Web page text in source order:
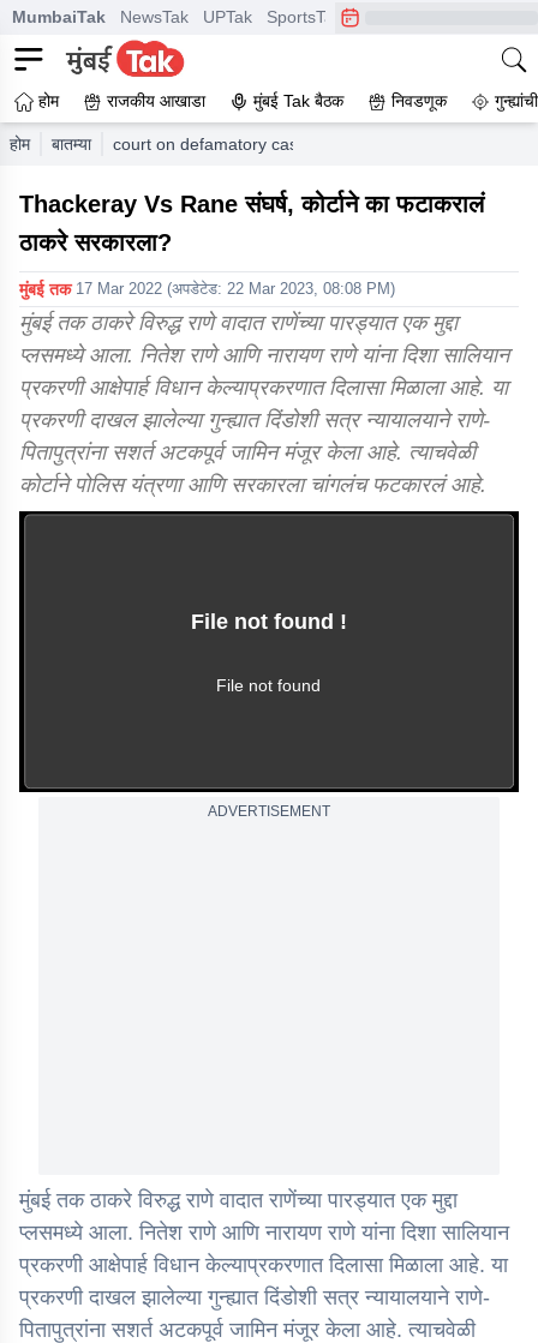
MumbaiTak NewsTak UPTak SportsTak CrimeTak
होम राजकीय आखाडा मुंबई Tak बैठक निवडणूक
होम बातम्या court on defamatory case file against nitesh and
Thackeray Vs Rane संघर्ष, कोर्टाने का फटाकरालं
ठाकरे सरकारला?
मुंबई तक 17 Mar 2022 (अपडेटेड: 22 Mar 2023, 08:08 PM)
मुंबई तक ठाकरे विरुद्ध राणे वादात राणेंच्या पारड्यात एक मुद्दा
प्लसमध्ये आला. नितेश राणे आणि नारायण राणे यांना दिशा सालियान
प्रकरणी आक्षेपार्ह विधान केल्याप्रकरणात दिलासा मिळाला आहे. या
प्रकरणी दाखल झालेल्या गुन्ह्यात दिंडोशी सत्र न्यायालयाने राणे-
पितापुत्रांना सशर्त अटकपूर्व जामिन मंजूर केला आहे. त्याचवेळी
कोर्टाने पोलिस यंत्रणा आणि सरकारला चांगलंच फटकारलं आहे.
This video file cannot
File not found !
File not found
ADVERTISEMENT
मुंबई तक ठाकरे विरुद्ध राणे वादात राणेंच्या पारड्यात एक मुद्दा
प्लसमध्ये आला. नितेश राणे आणि नारायण राणे यांना दिशा सालियान
प्रकरणी आक्षेपार्ह विधान केल्याप्रकरणात दिलासा मिळाला आहे. या
प्रकरणी दाखल झालेल्या गुन्ह्यात दिंडोशी सत्र न्यायालयाने राणे-
पितापुत्रांना सशर्त अटकपूर्व जामिन मंजूर केला आहे. त्याचवेळी